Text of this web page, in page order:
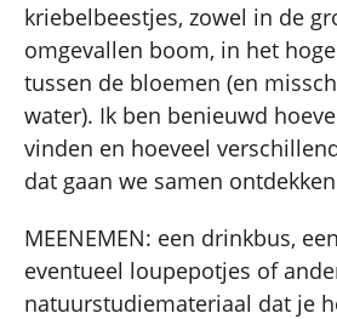
kriebelbeestjes, zowel in de
omgevallen boom, in het
tussen de bloemen (en
water). Ik ben benieuwd
vinden en hoeveel
dat gaan we samen
MEENEMEN: een drinkbus,
eventueel loupepotjes of
natuurstudiemateriaal dat je